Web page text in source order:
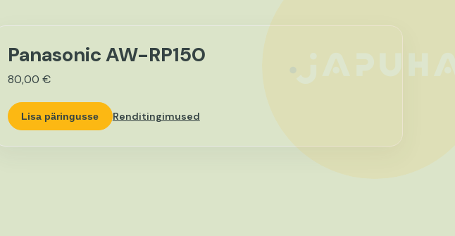
Panasonic AW-RP150
80,00 €
Lisa päringusse Renditingimused